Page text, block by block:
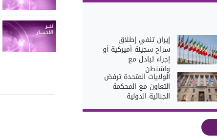
إيران تنفي إطلاق
سراح سجينة أميركية أو
إجراء تبادل مع
واشنطن
الولايات المتحدة ترفض
التعاون مع المحكمة
الجنائية الدولية